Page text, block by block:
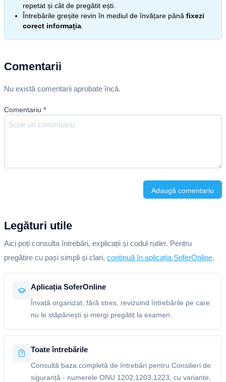
repetat și cât de pregătit ești.
Întrebările greșite revin în mediul de învățare până fixezi
corect informația
Comentarii
Nu există comentarii aprobate încă.
Comentariu *
Adaugă comentariu
Legături utile
Aici poți consulta întrebări, explicații și codul rutier. Pentru
pregătire cu pași simpli și clari, continuă în aplicația SoferOnline.
Aplicația SoferOnline
Învață organizat, fără stres, revizuind întrebările pe care
nu le stăpânești și mergi pregătit la examen.
Toate întrebările
Consultă baza completă de întrebări pentru Consilieri de
siguranță - numerele ONU 1202,1203,1223, cu variante,